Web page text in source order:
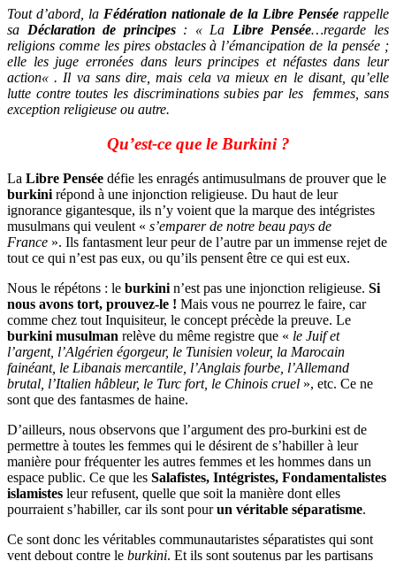
Tout d’abord, la Fédération nationale de la Libre Pensée rappelle
sa Déclaration de principes: «La Libre Pensée…regarde les
religions comme les pires obstacles à l’émancipation de la pensée ;
elle les juge erronées dans leurs principes et néfastes dans leur
action« . Il va sans dire, mais cela va mieux en le disant, qu’elle
lutte contre toutes les discriminations subies par les femmes, sans
exception religieuse ou autre.
Qu’est-ce que le Burkini ?
La Libre Pensée défie les enragés antimusulmans de prouver que le
burkini répond à une injonction religieuse. Du haut de leur
ignorance gigantesque, ils n’y voient que la marque des intégristes
musulmans qui veulent « s’emparer de notre beau pays de
France ». Ils fantasment leur peur de l’autre par un immense rejet de
tout ce qui n’est pas eux, ou qu’ils pensent être ce qui est eux.
Nous le répétons : le burkini n’est pas une injonction religieuse. Si
nous avons tort, prouvez-le ! Mais vous ne pourrez le faire, car
comme chez tout Inquisiteur, le concept précède la preuve. Le
burkini musulman relève du même registre que « le Juif et
l’argent, l’Algérien égorgeur, le Tunisien voleur, la Marocain
fainéant, le Libanais mercantile, l’Anglais fourbe, l’Allemand
brutal, l’Italien hâbleur, le Turc fort, le Chinois cruel », etc. Ce ne
sont que des fantasmes de haine.
D’ailleurs, nous observons que l’argument des pro-burkini est de
permettre à toutes les femmes qui le désirent de s’habiller à leur
manière pour fréquenter les autres femmes et les hommes dans un
espace public. Ce que les Salafistes, Intégristes, Fondamentalistes
islamistes leur refusent, quelle que soit la manière dont elles
pourraient s’habiller, car ils sont pourun véritable séparatisme.
Ce sont donc les véritables communautaristes séparatistes qui sont
vent debout contre le burkini. Et ils sont soutenus par les partisans